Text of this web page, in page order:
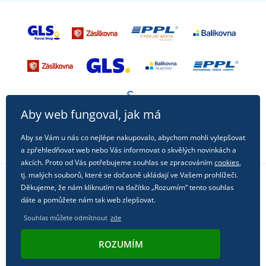
Sledujte nás na sociálních sítích
Aby web fungoval, jak má
Aby se Vám u nás co nejlépe nakupovalo, abychom mohli vylepšovat
a zpřehledňovat web nebo Vás informovat o skvělých novinkách a
akcích. Proto od Vás potřebujeme souhlas se zpracovánímcookies,
tj. malých souborů, které se dočasně ukládají ve Vašem prohlížeči.
Děkujeme, že nám kliknutím na tlačítko „Rozumím“ tento souhlas
dáte a pomůžete nám tak web zlepšovat.
Souhlas můžete odmítnout zde
ROZUMÍM